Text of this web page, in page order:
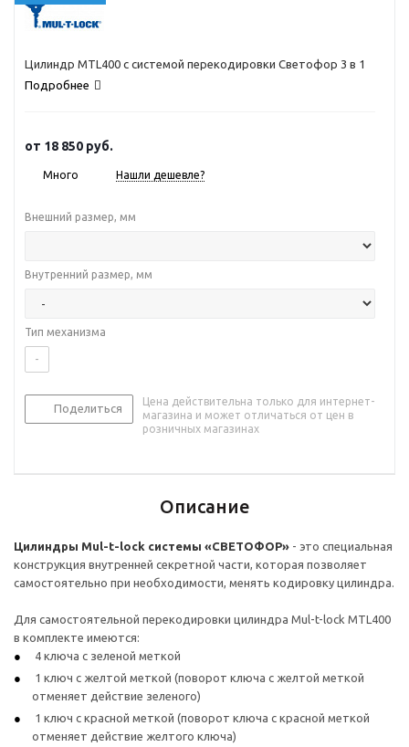
Цилиндр MTL400 с системой перекодировки Светофор 3 в 1
Подробнее
от 18 850 руб.
Много Нашли дешевле?
Внешний размер, мм
Внутренний размер, мм
Тип механизма
-
Поделиться
Цена действительна только для интернет-
магазина и может отличаться от цен в
розничных магазинах
Описание
Цилиндры Mul-t-lock системы «СВЕТОФОР» - это специальная
конструкция внутренней секретной части, которая позволяет
самостоятельно при необходимости, менять кодировку цилиндра.
Для самостоятельной перекодировки цилиндра Mul-t-lock MTL400
в комплекте имеются:
4 ключа с зеленой меткой
1 ключ с желтой меткой (поворот ключа с желтой меткой
отменяет действие зеленого)
1 ключ с красной меткой (поворот ключа с красной меткой
отменяет действие желтого ключа)